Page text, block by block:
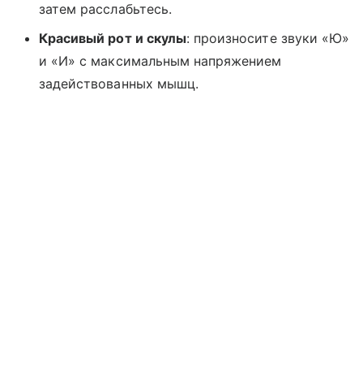
затем расслабьтесь.
Красивый рот и скулы: произносите звуки «Ю»
и «И» с максимальным напряжением
задействованных мышц.